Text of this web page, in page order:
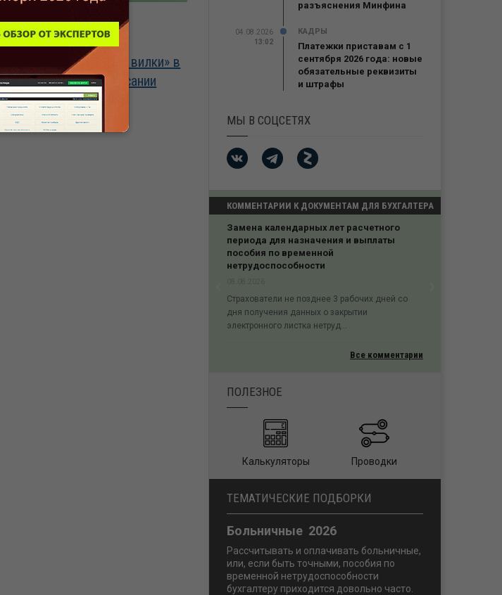
Допустимо ли
«устанавливать вилки» в
штатном расписании
разъяснения Минфина
04.08.2026
13:02
КАДРЫ
Платежки приставам с 1
сентября 2026 года: новые
обязательные реквизиты
и штрафы
МЫ В СОЦСЕТЯХ
КОММЕНТАРИИ К ДОКУМЕНТАМ ДЛЯ БУХГАЛТЕРА
Замена календарных лет расчетного
периода для назначения и выплаты
пособия по временной
нетрудоспособности
Страхователи не позднее 3 рабочих дней со
дня получения данных о закрытии
электронного листка нетруд...
Все комментарии
ПОЛЕЗНОЕ
Калькуляторы Проводки
ТЕМАТИЧЕСКИЕ ПОДБОРКИ
Больничные 2026
Рассчитывать и оплачивать больничные,
или, если быть точными, пособия по
временной нетрудоспособности
бухгалтеру приходится довольно часто.